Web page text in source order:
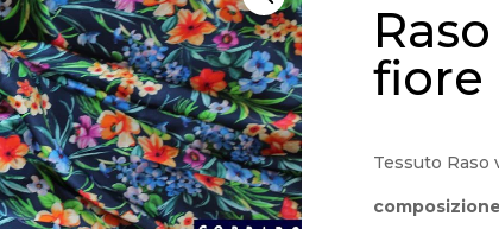
fiore
Tessuto Raso